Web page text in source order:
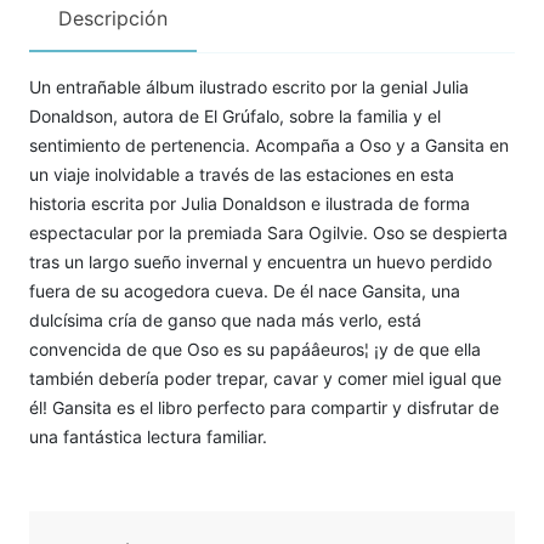
Descripción
Un entrañable álbum ilustrado escrito por la genial Julia
Donaldson, autora de El Grúfalo, sobre la familia y el
sentimiento de pertenencia. Acompaña a Oso y a Gansita en
un viaje inolvidable a través de las estaciones en esta
historia escrita por Julia Donaldson e ilustrada de forma
espectacular por la premiada Sara Ogilvie. Oso se despierta
tras un largo sueño invernal y encuentra un huevo perdido
fuera de su acogedora cueva. De él nace Gansita, una
dulcísima cría de ganso que nada más verlo, está
convencida de que Oso es su papáâeuros¦ ¡y de que ella
también debería poder trepar, cavar y comer miel igual que
él! Gansita es el libro perfecto para compartir y disfrutar de
una fantástica lectura familiar.